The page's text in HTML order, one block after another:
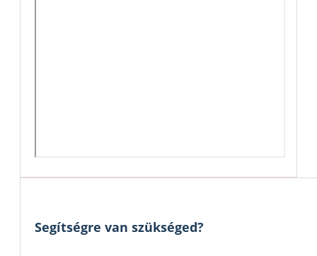
Segítségre van szükséged?